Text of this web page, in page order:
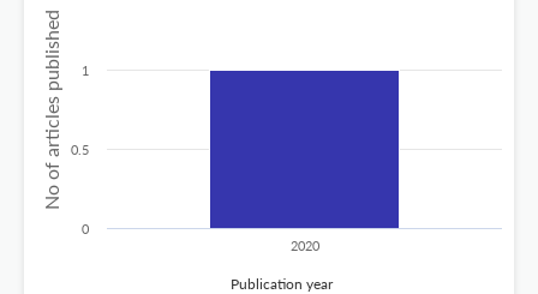
No of articles published
Publication year
2020
0
0.5
1